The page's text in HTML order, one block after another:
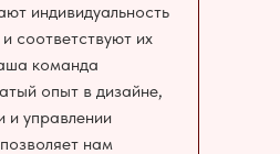
индивидуальность
соответствуют их
команда
опыт в дизайне,
и управлении
нам